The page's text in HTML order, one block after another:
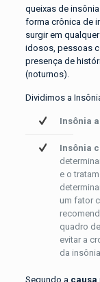
queixas de
forma crônica de
surgir em
idosos, pessoas
presença de
(noturnos).
Dividimos a
Insônia
Insônia
e o
um fator
quadro
evitar a
da insônia.
Segundo a causa